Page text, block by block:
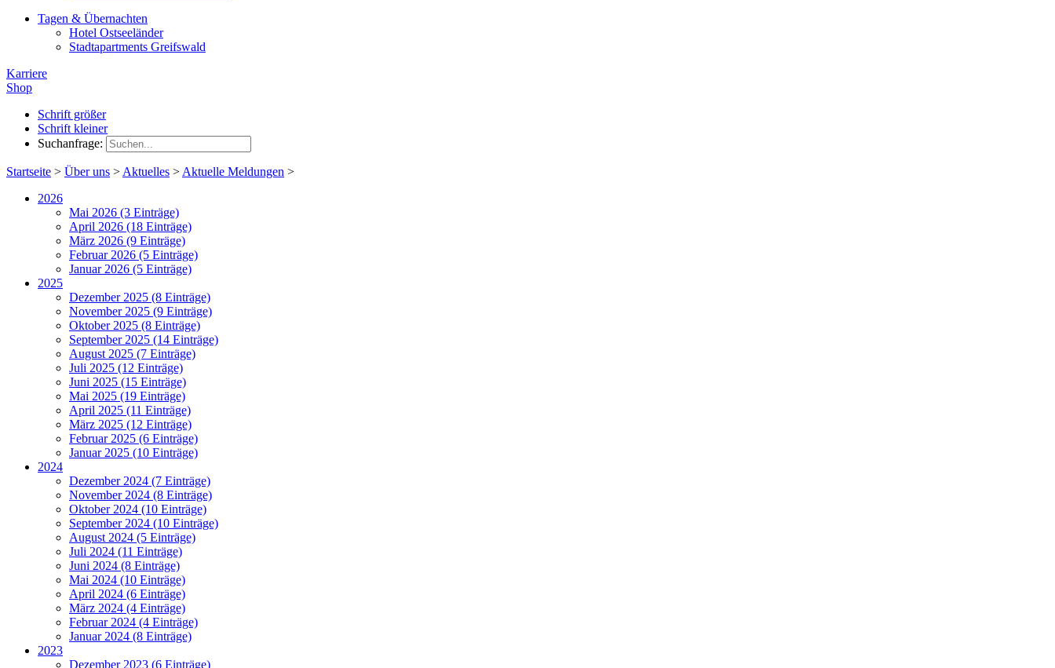
Tagen & Übernachten
Hotel Ostseeländer
Stadtapartments Greifswald
Karriere
Shop
Schrift größer
Schrift kleiner
Suchanfrage:
Startseite > Über uns > Aktuelles > Aktuelle Meldungen >
2026
Mai 2026 (3 Einträge)
April 2026 (18 Einträge)
März 2026 (9 Einträge)
Februar 2026 (5 Einträge)
Januar 2026 (5 Einträge)
2025
Dezember 2025 (8 Einträge)
November 2025 (9 Einträge)
Oktober 2025 (8 Einträge)
September 2025 (14 Einträge)
August 2025 (7 Einträge)
Juli 2025 (12 Einträge)
Juni 2025 (15 Einträge)
Mai 2025 (19 Einträge)
April 2025 (11 Einträge)
März 2025 (12 Einträge)
Februar 2025 (6 Einträge)
Januar 2025 (10 Einträge)
2024
Dezember 2024 (7 Einträge)
November 2024 (8 Einträge)
Oktober 2024 (10 Einträge)
September 2024 (10 Einträge)
August 2024 (5 Einträge)
Juli 2024 (11 Einträge)
Juni 2024 (8 Einträge)
Mai 2024 (10 Einträge)
April 2024 (6 Einträge)
März 2024 (4 Einträge)
Februar 2024 (4 Einträge)
Januar 2024 (8 Einträge)
2023
Dezember 2023 (6 Einträge)